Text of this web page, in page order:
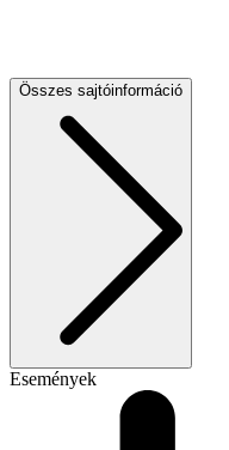
Összes sajtóinformáció
Események